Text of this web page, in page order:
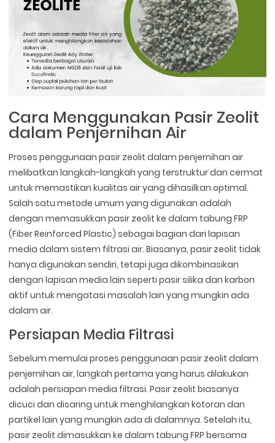
Cara Menggunakan Pasir Zeolit
dalam Penjernihan Air
Proses penggunaan pasir zeolit dalam penjernihan air
melibatkan langkah-langkah yang terstruktur dan cermat
untuk memastikan kualitas air yang dihasilkan optimal.
Salah satu metode umum yang digunakan adalah
dengan memasukkan pasir zeolit ke dalam tabung FRP
(Fiber Reinforced Plastic) sebagai bagian dari lapisan
media dalam sistem filtrasi air. Biasanya, pasir zeolit tidak
hanya digunakan sendiri, tetapi juga dikombinasikan
dengan lapisan media lain seperti pasir silika dan karbon
aktif untuk mengatasi masalah lain yang mungkin ada
dalam air.
Persiapan Media Filtrasi
Sebelum memulai proses penggunaan pasir zeolit dalam
penjernihan air, langkah pertama yang harus dilakukan
adalah persiapan media filtrasi. Pasir zeolit biasanya
dicuci dan disaring untuk menghilangkan kotoran dan
partikel lain yang mungkin ada di dalamnya. Setelah itu,
pasir zeolit dimasukkan ke dalam tabung FRP bersama